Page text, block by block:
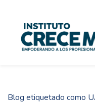
content
Blog etiquetado como